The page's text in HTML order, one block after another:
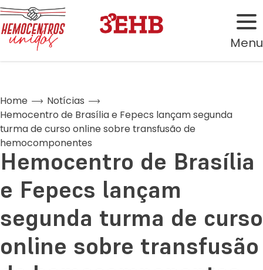
Menu
Home
Notícias
Hemocentro de Brasília e Fepecs lançam segunda
turma de curso online sobre transfusão de
hemocomponentes
Hemocentro de Brasília
e Fepecs lançam
segunda turma de curso
online sobre transfusão